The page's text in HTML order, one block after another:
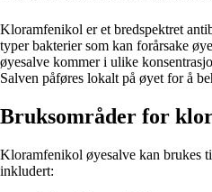
Kloramfenikol er et bredspektret
typer bakterier som kan forårsake
øyesalve kommer i ulike
Salven påføres lokalt på øyet for å
Bruksområder for
Kloramfenikol øyesalve kan brukes
inkludert: